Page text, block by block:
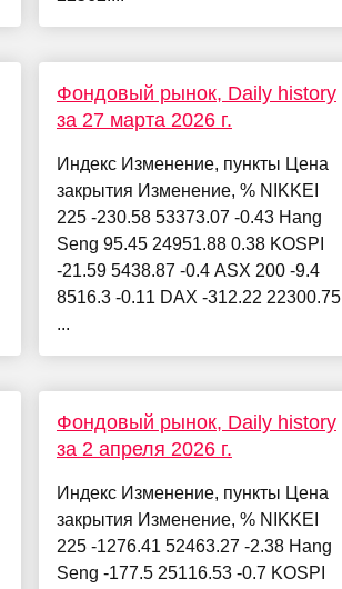
Фондовый рынок, Daily history
за 27 марта 2026 г.
Индекс Изменение, пункты Цена
закрытия Изменение, % NIKKEI
225 -230.58 53373.07 -0.43 Hang
Seng 95.45 24951.88 0.38 KOSPI
-21.59 5438.87 -0.4 ASX 200 -9.4
8516.3 -0.11 DAX -312.22 22300.75
...
Фондовый рынок, Daily history
за 2 апреля 2026 г.
Индекс Изменение, пункты Цена
закрытия Изменение, % NIKKEI
225 -1276.41 52463.27 -2.38 Hang
Seng -177.5 25116.53 -0.7 KOSPI